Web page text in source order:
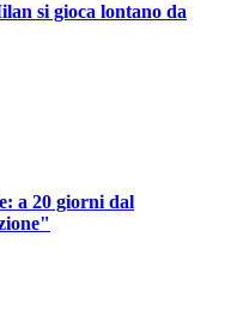
si gioca lontano da
a 20 giorni dal